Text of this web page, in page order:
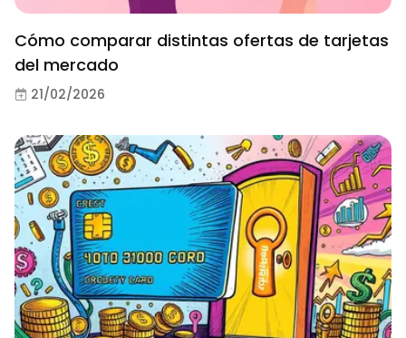
Cómo comparar distintas ofertas de tarjetas
del mercado
21/02/2026